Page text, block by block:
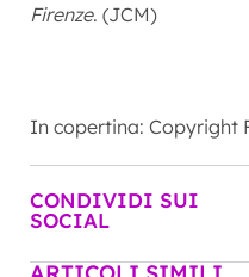
Firenze. (JCM)
In copertina: Copyright
CONDIVIDI SUI
SOCIAL